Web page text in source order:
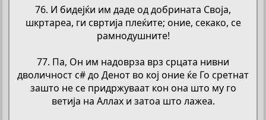
76. И бидејќи им даде од добрината Своја,
шкртареа, ги свртија плеќите; оние, секако, се
рамнодушните!
77. Па, Он им надоврза врз срцата нивни
дволичност с# до Денот во кој оние ќе Го сретнат
зашто не се придржуваат кон она што му го
ветија на Аллах и затоа што лажеа.